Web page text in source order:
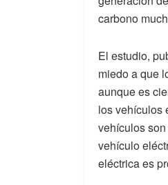
carbono
El estudio,
miedo a que
aunque es
los vehículos
vehículos
vehículo
eléctrica es